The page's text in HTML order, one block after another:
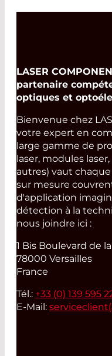
Read More
LASER
partenaire
optiques et
Bienvenue chez
votre expert en
large gamme de
laser, modules
autres) vaut
sur mesure
d'application
détection à la
nous joindre ici :
1 Bis Boulevard de
78000 Versailles
France
Tél.: +33 (0) 139 595
E-Mail: